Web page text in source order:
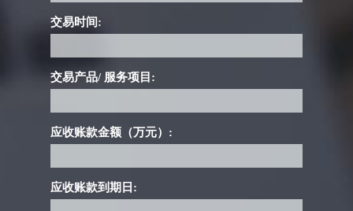
交易时间:
交易产品/ 服务项目:
应收账款金额（万元）:
应收账款到期日: